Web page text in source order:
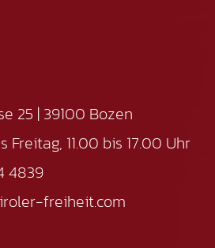
25 | 39100 Bozen
Freitag, 11.00 bis 17.00 Uhr
4839
freiheit.com